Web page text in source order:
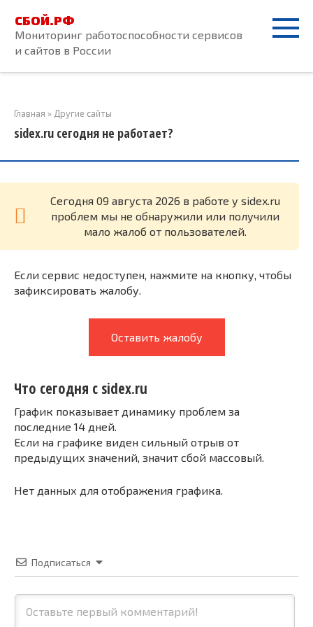
контенту
СБОЙ.РФ
Мониторинг работоспособности сервисов
и сайтов в России
Главная » Другие сайты
sidex.ru сегодня не работает?
Cегодня 09 августа 2026 в работе у sidex.ru
проблем мы не обнаружили или получили
мало жалоб от пользователей.
Если сервис недоступен, нажмите на кнопку, чтобы
зафиксировать жалобу.
Оставить жалобу
Что сегодня с sidex.ru
График показывает динамику проблем за
последние 14 дней.
Если на графике виден сильный отрыв от
предыдущих значений, значит сбой массовый.
Нет данных для отображения графика.
Подписаться